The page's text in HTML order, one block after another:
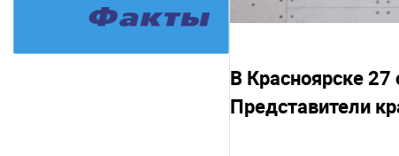
В Красноярске 27
Представители